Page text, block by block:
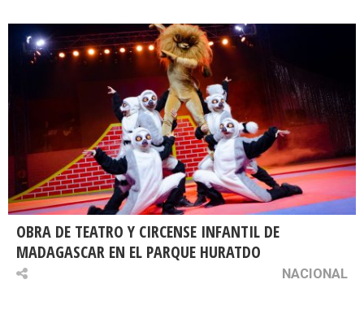
OBRA DE TEATRO Y CIRCENSE INFANTIL DE
MADAGASCAR EN EL PARQUE HURATDO
NACIONAL